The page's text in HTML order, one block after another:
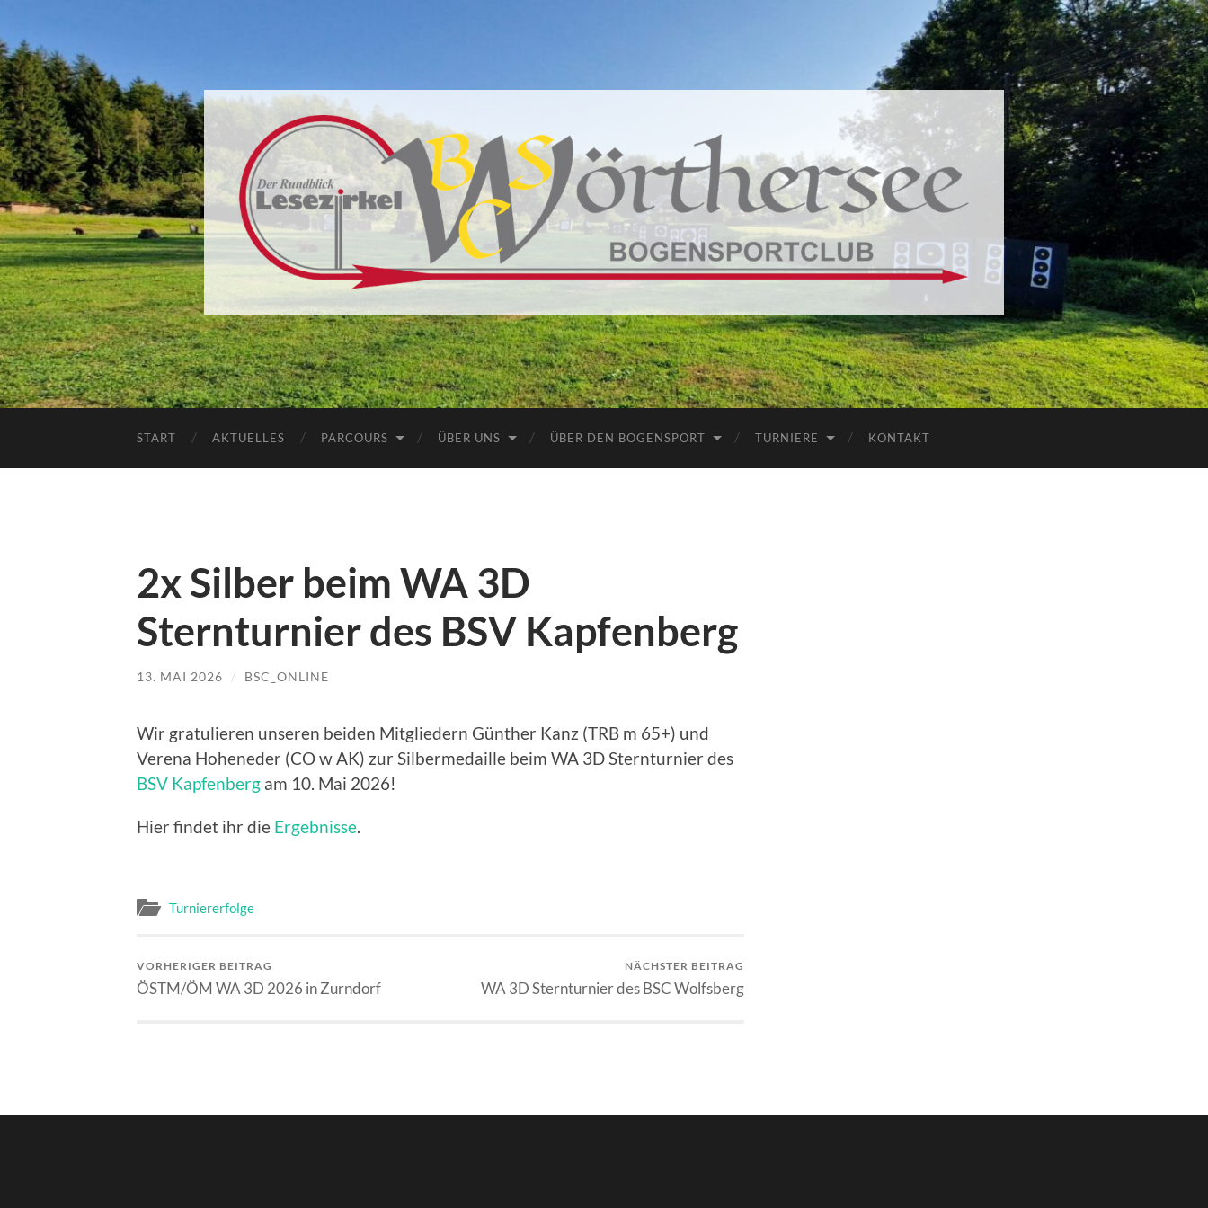
BSC
Wörthersee
START AKTUELLES PARCOURS ÜBER UNS ÜBER DEN BOGENSPORT TURNIERE KONTAKT
2x Silber beim WA 3D
Sternturnier des BSV Kapfenberg
13. MAI 2026 / BSC_ONLINE
Wir gratulieren unseren beiden Mitgliedern Günther Kanz (TRB m 65+) und
Verena Hoheneder (CO w AK) zur Silbermedaille beim WA 3D Sternturnier des
BSV Kapfenberg am 10. Mai 2026!
Hier findet ihr die Ergebnisse
Turniererfolge
VORHERIGER BEITRAG
ÖSTM/ÖM WA 3D 2026 in Zurndorf
NÄCHSTER BEITRAG
WA 3D Sternturnier des BSC Wolfsberg